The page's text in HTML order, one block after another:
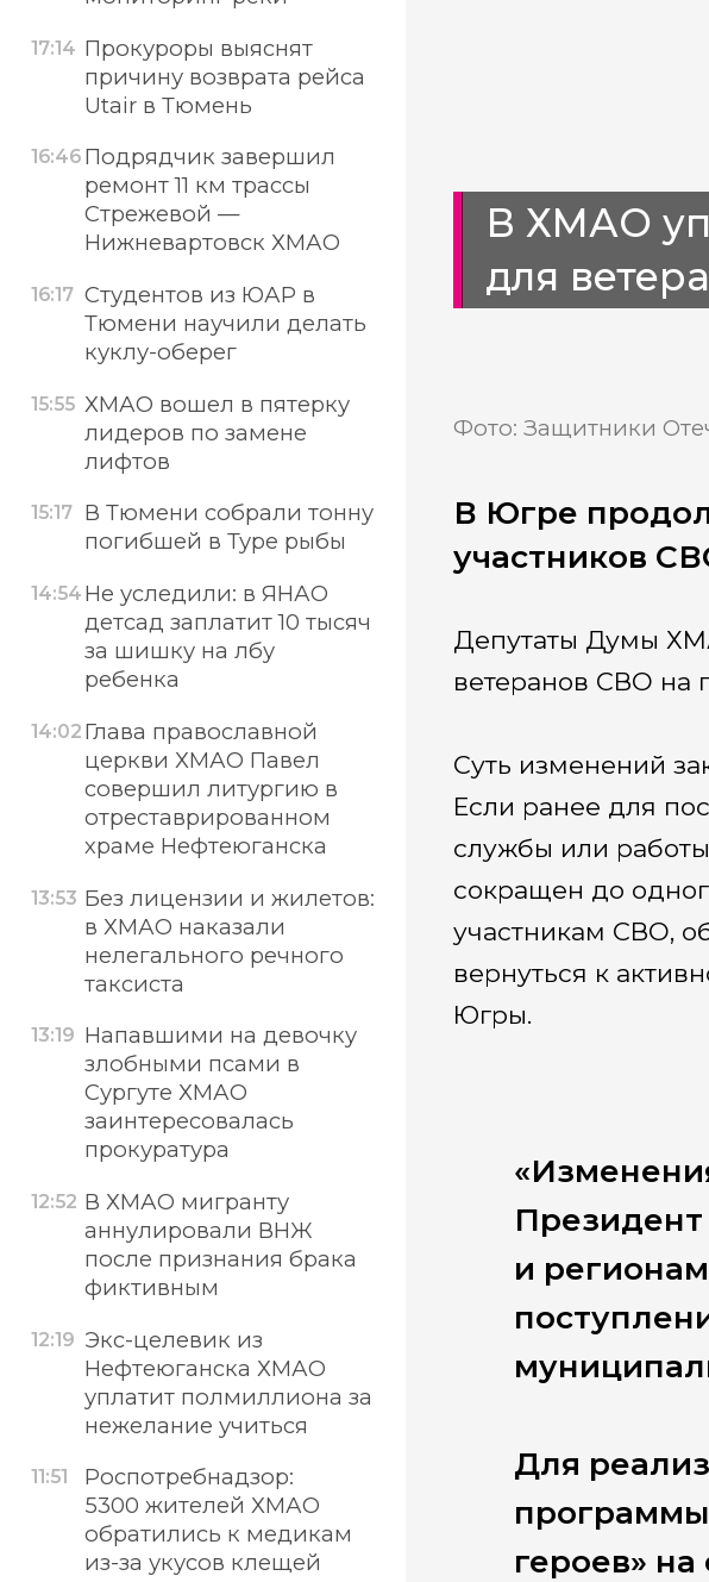
В ХМАО
для
Фото: Защитники
В Югре
участников
Депутаты Думы
ветеранов СВО на
Суть изменений
Если ранее для
службы или работы
сокращен до
участникам СВО,
вернуться к
Югры.
и
Для
героев»
17:14 Прокуроры выяснят
причину возврата рейса
Utair в Тюмень
16:46 Подрядчик завершил
ремонт 11 км трассы
Стрежевой —
Нижневартовск ХМАО
16:17 Студентов из ЮАР в
Тюмени научили делать
куклу-оберег
15:55 ХМАО вошел в пятерку
лидеров по замене
лифтов
15:17 В Тюмени собрали тонну
погибшей в Туре рыбы
14:54 Не уследили: в ЯНАО
детсад заплатит 10 тысяч
за шишку на лбу
ребенка
14:02 Глава православной
церкви ХМАО Павел
совершил литургию в
отреставрированном
храме Нефтеюганска
13:53 Без лицензии и жилетов:
в ХМАО наказали
нелегального речного
таксиста
13:19 Напавшими на девочку
злобными псами в
Сургуте ХМАО
заинтересовалась
прокуратура
12:52 В ХМАО мигранту
аннулировали ВНЖ
после признания брака
фиктивным
12:19 Экс-целевик из
Нефтеюганска ХМАО
уплатит полмиллиона за
нежелание учиться
11:51
Роспотребнадзор:
5300 жителей ХМАО
обратились к медикам
из-за укусов клещей